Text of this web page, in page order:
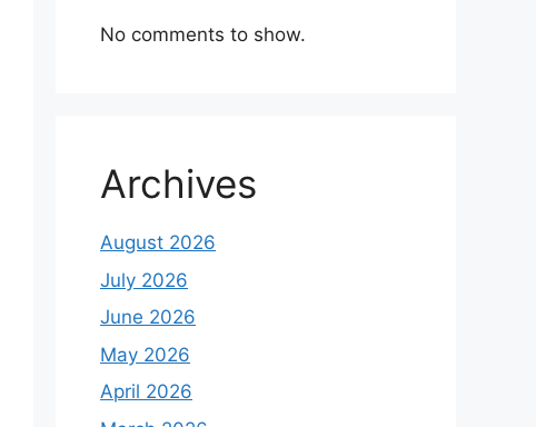
No comments to show.
Archives
August 2026
July 2026
June 2026
May 2026
April 2026